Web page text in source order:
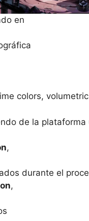
en
colors,
de la plataforma
,
durante el
,